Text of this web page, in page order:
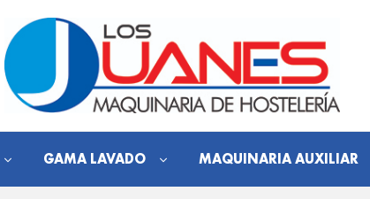
Hostelería
Los
GAMA LAVADO MAQUINARIA AUXILIAR